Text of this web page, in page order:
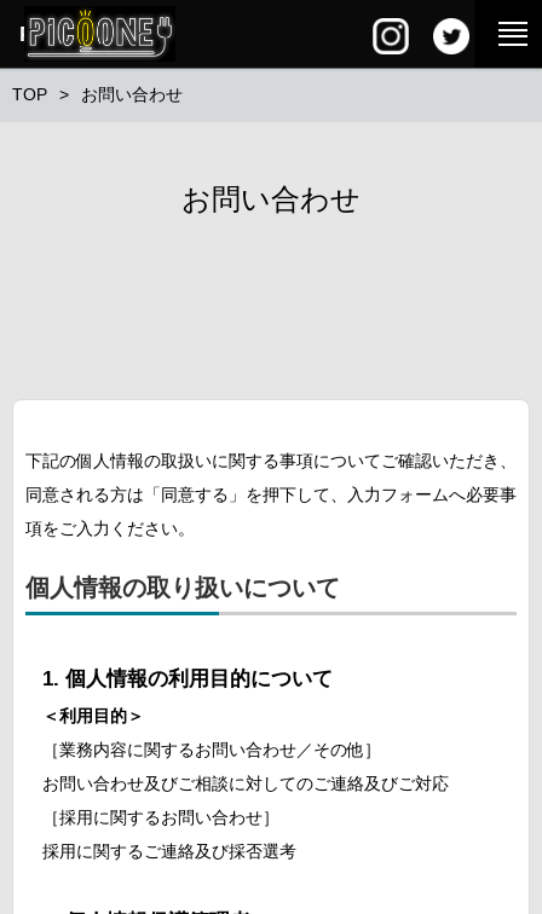
PG SQUARE
TOP お問い合わせ
お問い合わせ
下記の個人情報の取扱いに関する事項についてご確認いただき、
同意される方は「同意する」を押下して、入力フォームへ必要事
項をご入力ください。
個人情報の取り扱いについて
個人情報の利用目的について
＜利用目的＞
［業務内容に関するお問い合わせ／その他］
お問い合わせ及びご相談に対してのご連絡及びご対応
［採用に関するお問い合わせ］
採用に関するご連絡及び採否選考